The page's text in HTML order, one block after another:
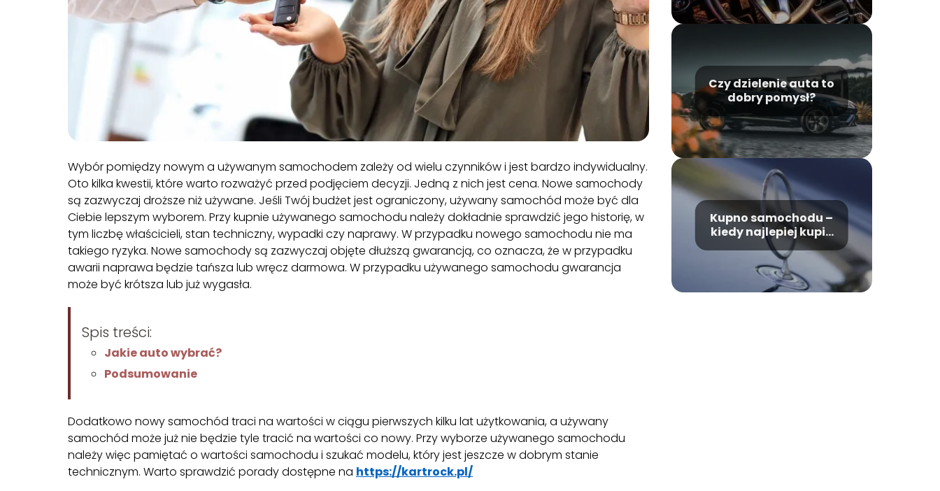
Wybór pomiędzy nowym a używanym samochodem zależy od wielu czynników i jest bardzo indywidualny.
Oto kilka kwestii, które warto rozważyć przed podjęciem decyzji. Jedną z nich jest cena. Nowe samochody
są zazwyczaj droższe niż używane. Jeśli Twój budżet jest ograniczony, używany samochód może być dla
Ciebie lepszym wyborem. Przy kupnie używanego samochodu należy dokładnie sprawdzić jego historię, w
tym liczbę właścicieli, stan techniczny, wypadki czy naprawy. W przypadku nowego samochodu nie ma
takiego ryzyka. Nowe samochody są zazwyczaj objęte dłuższą gwarancją, co oznacza, że w przypadku
awarii naprawa będzie tańsza lub wręcz darmowa. W przypadku używanego samochodu gwarancja
może być krótsza lub już wygasła.
Spis treści:
Jakie auto wybrać?
Podsumowanie
Dodatkowo nowy samochód traci na wartości w ciągu pierwszych kilku lat użytkowania, a używany
samochód może już nie będzie tyle tracić na wartości co nowy. Przy wyborze używanego samochodu
należy więc pamiętać o wartości samochodu i szukać modelu, który jest jeszcze w dobrym stanie
technicznym. Warto sprawdzić porady dostępne na https://kartrock.pl/
Czy dzielenie auta to
dobry pomysł?
Kupno samochodu –
kiedy najlepiej kupić
samochód?